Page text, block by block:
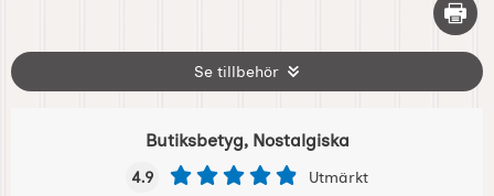
Skriv
Se tillbehör
Butiksbetyg, Nostalgiska
4.9 Utmärkt